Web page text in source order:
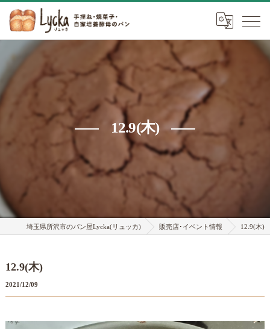
12.9(木)
埼玉県所沢市のパン屋Lycka(リュッカ) 販売店･イベント情報 12.9(木)
12.9(木)
2021/12/09